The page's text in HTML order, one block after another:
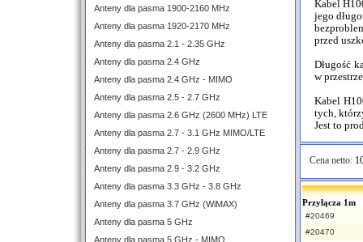
Anteny dla pasma 1900-2160 MHz
Anteny dla pasma 1920-2170 MHz
Anteny dla pasma 2.1 - 2.35 GHz
Anteny dla pasma 2.4 GHz
Anteny dla pasma 2.4 GHz - MIMO
Anteny dla pasma 2.5 - 2.7 GHz
Anteny dla pasma 2.6 GHz (2600 MHz) LTE
Anteny dla pasma 2.7 - 3.1 GHz MIMO/LTE
Anteny dla pasma 2.7 - 2.9 GHz
Anteny dla pasma 2.9 - 3.2 GHz
Anteny dla pasma 3.3 GHz - 3.8 GHz
Anteny dla pasma 3.7 GHz (WiMAX)
Anteny dla pasma 5 GHz
Anteny dla pasma 5 GHz - MIMO
Kabel
jego
przed
Długość
w
Kabel
tych,
Jest to
Cena netto:
Przyłącza 1m
#20469
#20470